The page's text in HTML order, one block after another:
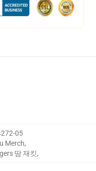
05
Merch,
땀 재킷,